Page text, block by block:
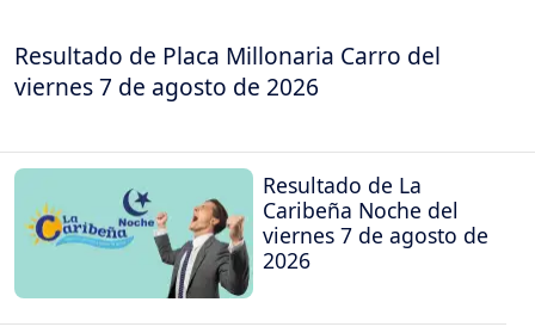
Resultado de Placa Millonaria Carro del
viernes 7 de agosto de 2026
Resultado de La
Caribeña Noche del
viernes 7 de agosto de
2026